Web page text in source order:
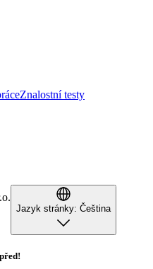
Znalostní testy
Jazyk stránky: Čeština